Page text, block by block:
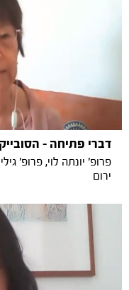
דברי פתיחה -
פרופ' יונתה לוי, פרופ'
ירום